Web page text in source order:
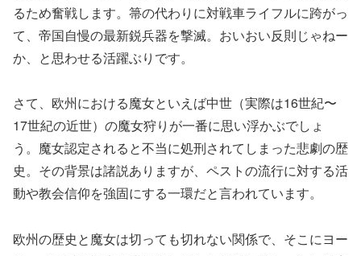
るため奮戦します。箒の代わりに対戦車ライフルに跨がっ
て、帝国自慢の最新鋭兵器を撃滅。おいおい反則じゃねー
か、と思わせる活躍ぶりです。
さて、欧州における魔女といえば中世（実際は16世紀〜
17世紀の近世）の魔女狩りが一番に思い浮かぶでしょ
う。魔女認定されると不当に処刑されてしまった悲劇の歴
史。その背景は諸説ありますが、ペストの流行に対する活
動や教会信仰を強固にする一環だと言われています。
欧州の歴史と魔女は切っても切れない関係で、そこにヨー